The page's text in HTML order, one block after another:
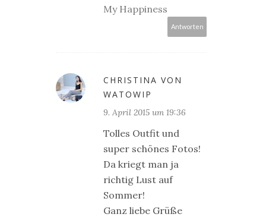
My Happiness
Antworten
CHRISTINA VON
WATOWIP
9. April 2015 um 19:36
Tolles Outfit und
super schönes Fotos!
Da kriegt man ja
richtig Lust auf
Sommer!
Ganz liebe Grüße